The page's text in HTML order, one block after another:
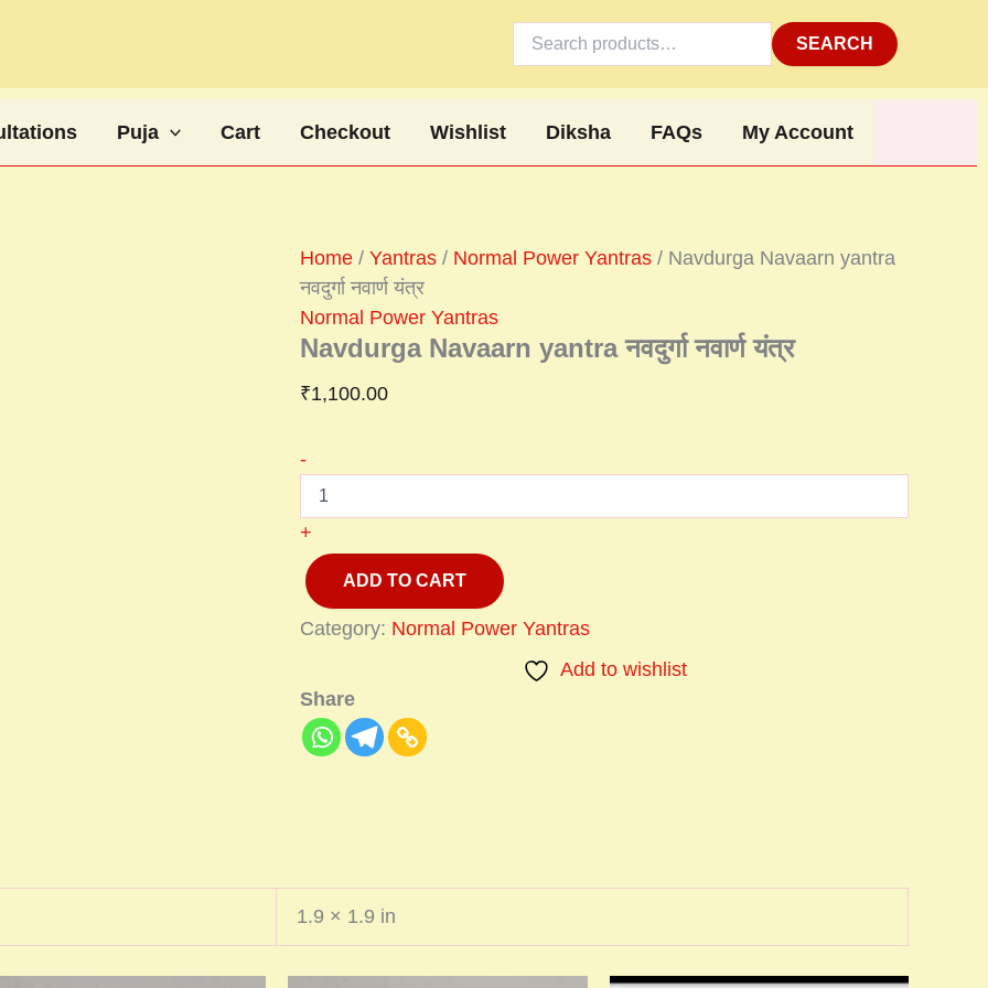
SEARCH
Puja Cart Checkout Wishlist Diksha FAQs My Account
Home / Yantras / Normal Power Yantras / Navdurga Navaarn yantra
नवदुर्गा नवार्ण यंत्र
Normal Power Yantras
Navdurga Navaarn yantra नवदुर्गा नवार्ण यंत्र
₹1,100.00
-
quantity
+
ADD TO CART
Category: Normal Power Yantras
Add to wishlist
Share
1.9 × 1.9 in